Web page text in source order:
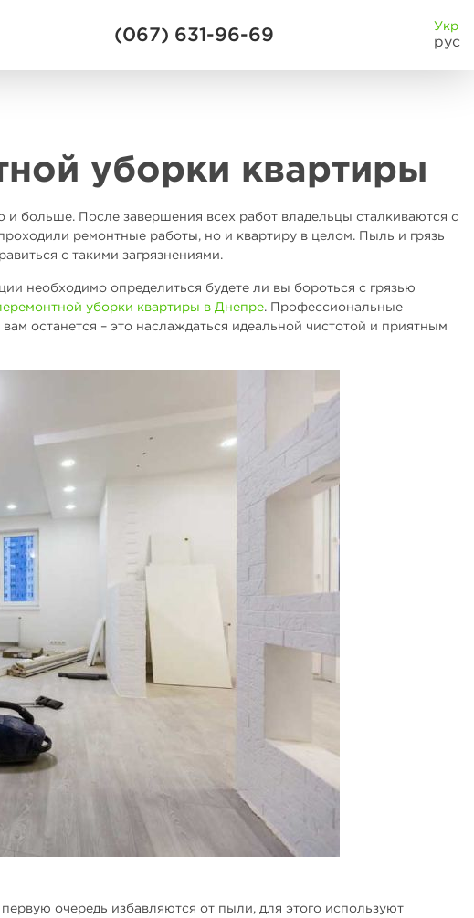
(067) 631-96-69 Укр
рус
уборки квартиры
больше. После завершения всех работ владельцы сталкиваются с
ремонтные работы, но и квартиру в целом. Пыль и грязь
с такими загрязнениями.
необходимо определиться будете ли вы бороться с грязью
уборки квартиры в Днепре. Профессиональные
останется – это наслаждаться идеальной чистотой и приятным
очередь избавляются от пыли, для этого используют